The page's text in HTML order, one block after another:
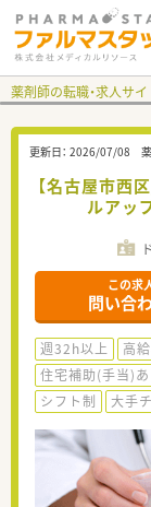
薬剤師の転職・求人サ
更新日： 2026/07/08
【名古屋市西
ルアッ
この求
問い合
週32h以上 高
住宅補助(手当)あ
シフト制
大手